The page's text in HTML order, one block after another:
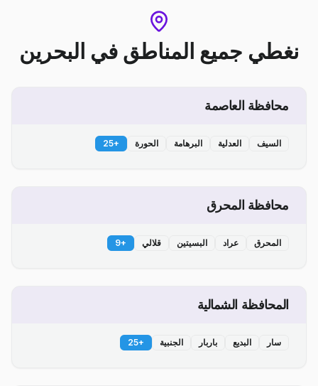
نغطي جميع المناطق في البحرين
محافظة العاصمة
السيف العدلية البرهامة الحورة +
25
محافظة المحرق
المحرق عراد البسيتين قلالي +
9
المحافظة الشمالية
سار البديع باربار الجنبية +
25